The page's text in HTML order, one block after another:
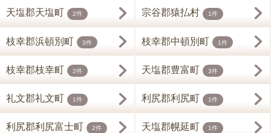
天塩郡天塩町 2件 宗谷郡猿払村 1件
枝幸郡浜頓別町 3件 枝幸郡中頓別町 1件
枝幸郡枝幸町 2件 天塩郡豊富町 3件
礼文郡礼文町 1件 利尻郡利尻町 1件
利尻郡利尻富士町 2件 天塩郡幌延町 1件